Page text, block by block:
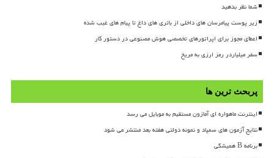
شما نظر بدهید
زیر پوست پیامرسان های داخلی از باتری های داغ تا پیام های غیب شده
اعطای مجوز برای اپراتورهای تخصصی هوش مصنوعی در دستور کار
سفر میلیاردر رمز ارزی به مریخ
پربحث ترین ها
اینترنت ماهواره ای آمازون مستقیم به موبایل می رسد
نتایج آزمون های سمپاد و نمونه دولتی هفته بعد منتشر می شود
برنامه B همیشگی